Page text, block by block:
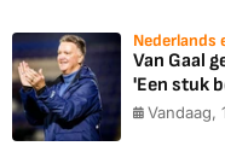
Nederlands
Van Gaal
'Een stuk
Vandaag,